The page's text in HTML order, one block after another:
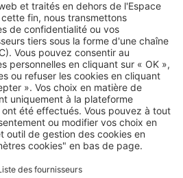
Réglementations
Comment se calcule la surface
habitable dans un logement neuf ?
Réglementations
Est-ce que je peux mettre des WC où
je veux dans mon logement ?